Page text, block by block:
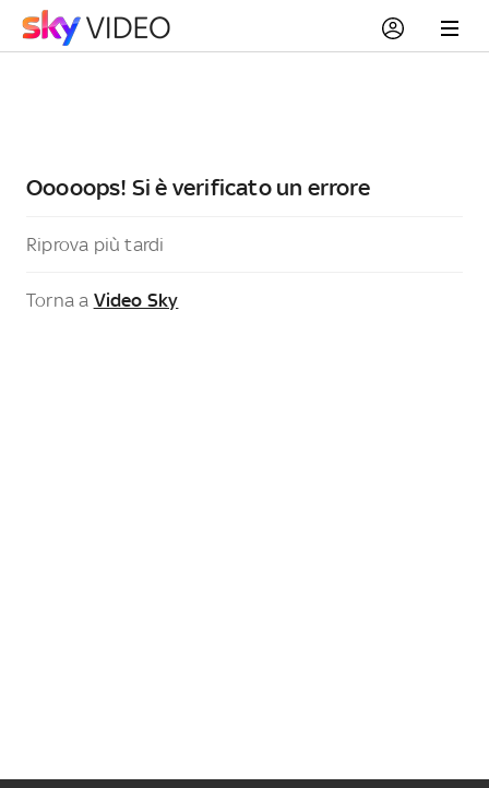
Ooooops! Si è verificato un errore
Riprova più tardi
Torna a Video Sky